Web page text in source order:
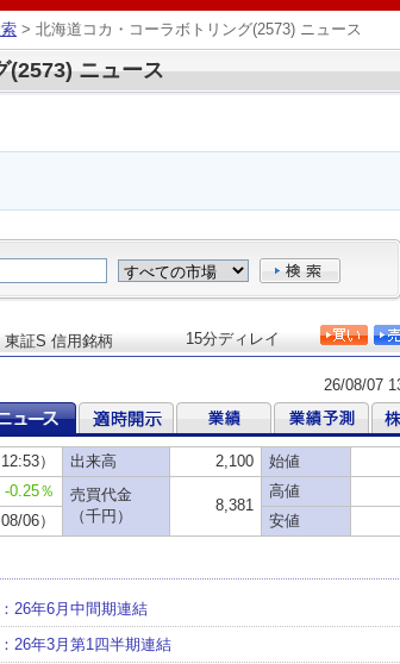
> 北海道コカ・コーラボトリング(2573) ニュース
(2573) ニュース